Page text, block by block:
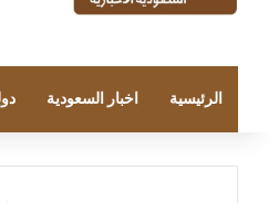
الرئيسية اخبار السعودية